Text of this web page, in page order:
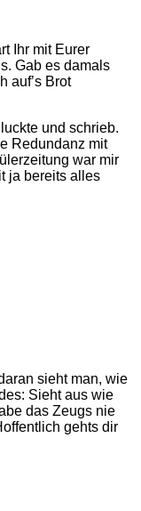
Ihr mit Eurer
Gab es damals
auf’s Brot
und schrieb.
Redundanz mit
war mir
ja bereits alles
sieht man, wie
Sieht aus wie
das Zeugs nie
gehts dir